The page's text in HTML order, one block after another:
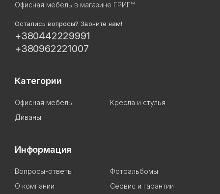
Офисная мебель в магазине ГРИГ™
Остались вопросы? Звоните нам!
+380442229991
+380962221007
Категории
Офисная мебель
Кресла и стулья
Диваны
Информация
Вопросы-ответы
Фотоальбомы
О компании
Сервис и гарантии